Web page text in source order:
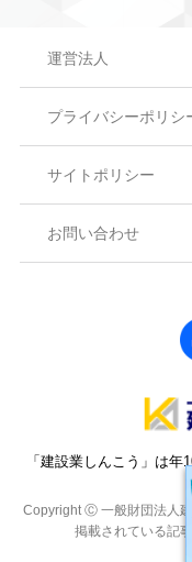
運営法人
プライバシーポリシ
サイトポリシー
お問い合わせ
「建設業しんこう」は
Copyright Ⓒ 一般財団法人
掲載されている記